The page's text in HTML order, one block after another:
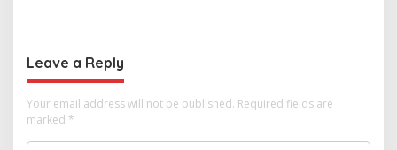
Leave a Reply
Your email address will not be published. Required fields are
marked *